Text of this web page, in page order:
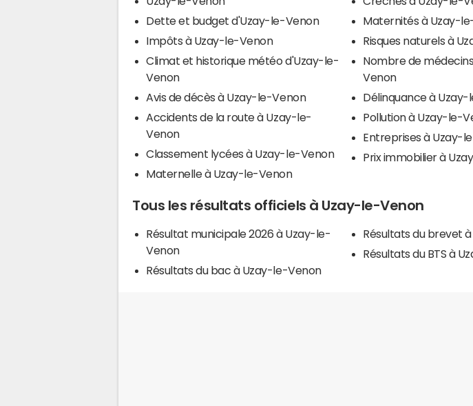
Dette et budget d'Uzay-le-Venon
Impôts à Uzay-le-Venon
Climat et historique météo d'Uzay-le-
Venon
Avis de décès à Uzay-le-Venon
Accidents de la route à Uzay-le-
Venon
Classement lycées à Uzay-le-Venon
Maternelle à Uzay-le-Venon
Maternités à Uzay-
Risques naturels à
Nombre de
Venon
Délinquance à
Pollution à Uzay-le-
Entreprises à Uzay-
Prix immobilier à
Tous les résultats officiels à Uzay-le-Venon
Résultat municipale 2026 à Uzay-le-
Venon
Résultats du bac à Uzay-le-Venon
Résultats du brevet
Résultats du BTS à